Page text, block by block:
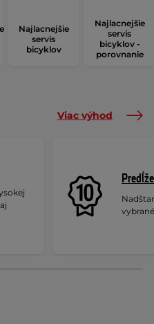
Najlacnejšie
servis
bicyklov
Najlacnejšie
servis
bicyklov -
porovnanie
Viac výhod